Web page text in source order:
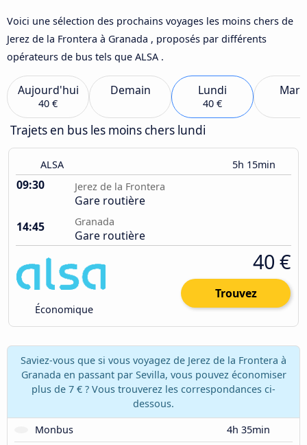
Voici une sélection des prochains voyages les moins chers de
Jerez de la Frontera à Granada , proposés par différents
opérateurs de bus tels que ALSA .
Aujourd'hui
40 €
Demain Lundi
40 €
Trajets en bus les moins chers lundi
ALSA 5h 15min
09:30 Jerez de la Frontera
Gare routière
14:45
Granada
Gare routière
Économique
40 €
Trouvez
Saviez-vous que si vous voyagez de Jerez de la Frontera à
Granada en passant par Sevilla, vous pouvez économiser
plus de 7 € ? Vous trouverez les correspondances ci-
dessous.
Monbus
4h 35min